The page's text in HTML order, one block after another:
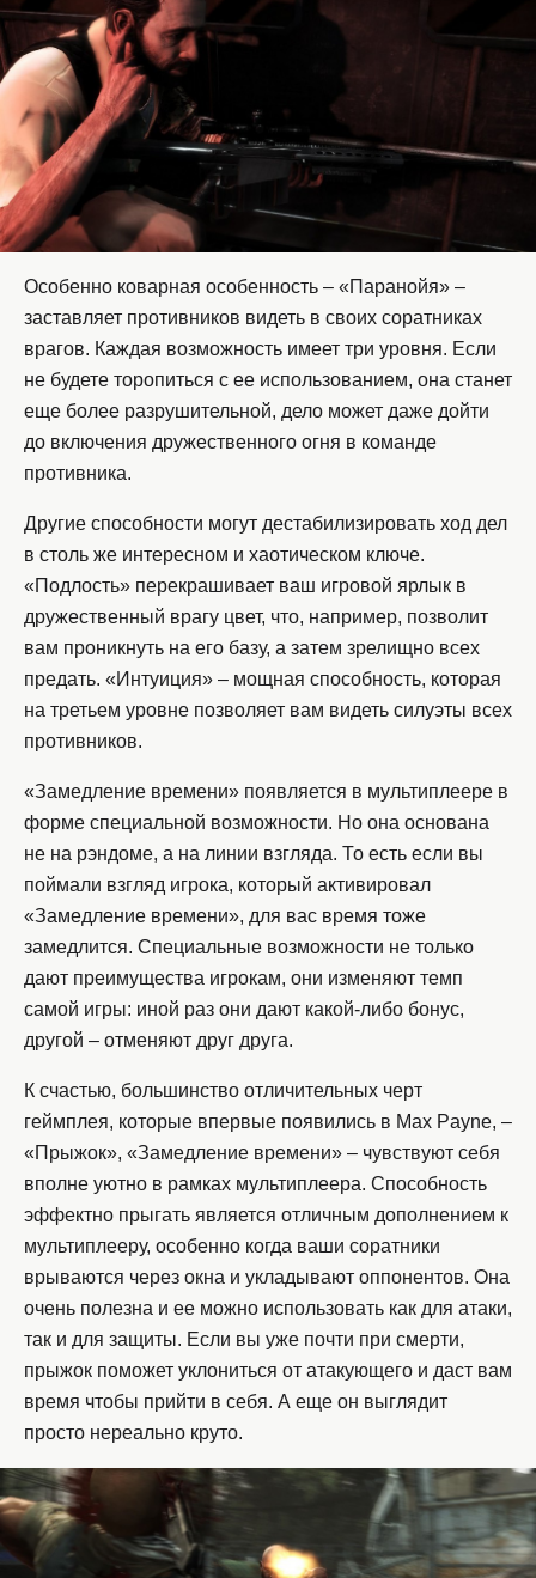
Особенно коварная особенность – «Паранойя» –
заставляет противников видеть в своих соратниках
врагов. Каждая возможность имеет три уровня. Если
не будете торопиться с ее использованием, она станет
еще более разрушительной, дело может даже дойти
до включения дружественного огня в команде
противника.
Другие способности могут дестабилизировать ход дел
в столь же интересном и хаотическом ключе.
«Подлость» перекрашивает ваш игровой ярлык в
дружественный врагу цвет, что, например, позволит
вам проникнуть на его базу, а затем зрелищно всех
предать. «Интуиция» – мощная способность, которая
на третьем уровне позволяет вам видеть силуэты всех
противников.
«Замедление времени» появляется в мультиплеере в
форме специальной возможности. Но она основана
не на рэндоме, а на линии взгляда. То есть если вы
поймали взгляд игрока, который активировал
«Замедление времени», для вас время тоже
замедлится. Специальные возможности не только
дают преимущества игрокам, они изменяют темп
самой игры: иной раз они дают какой-либо бонус,
другой – отменяют друг друга.
К счастью, большинство отличительных черт
геймплея, которые впервые появились в Max Payne, –
«Прыжок», «Замедление времени» – чувствуют себя
вполне уютно в рамках мультиплеера. Способность
эффектно прыгать является отличным дополнением к
мультиплееру, особенно когда ваши соратники
врываются через окна и укладывают оппонентов. Она
очень полезна и ее можно использовать как для атаки,
так и для защиты. Если вы уже почти при смерти,
прыжок поможет уклониться от атакующего и даст вам
время чтобы прийти в себя. А еще он выглядит
просто нереально круто.